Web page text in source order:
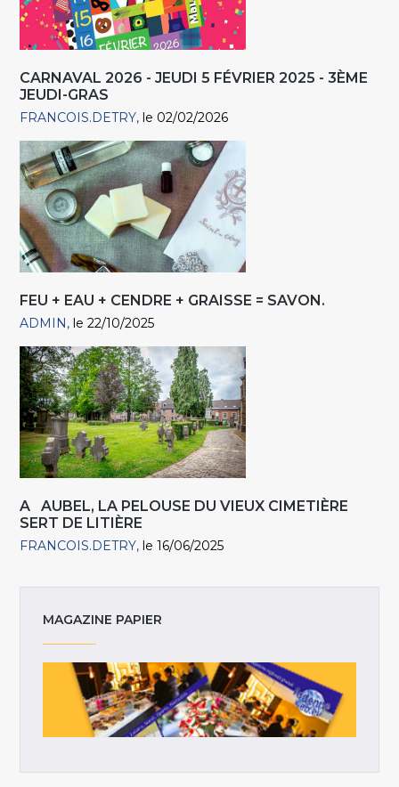
CARNAVAL 2026 - JEUDI 5 FÉVRIER 2025 - 3ÈME
JEUDI-GRAS
FRANCOIS.DETRY le 02/02/2026
FEU + EAU + CENDRE + GRAISSE = SAVON.
ADMIN le 22/10/2025
A AUBEL, LA PELOUSE DU VIEUX CIMETIÈRE
SERT DE LITIÈRE
FRANCOIS.DETRY le 16/06/2025
MAGAZINE PAPIER